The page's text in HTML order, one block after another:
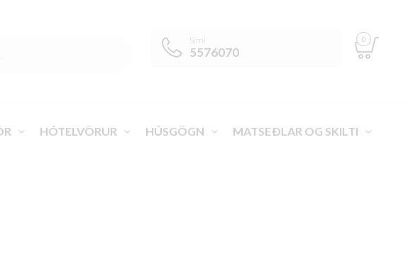
Sími
5576070
0
HÓTELVÖRUR HÚSGÖGN MATSEÐLAR OG SKILTI